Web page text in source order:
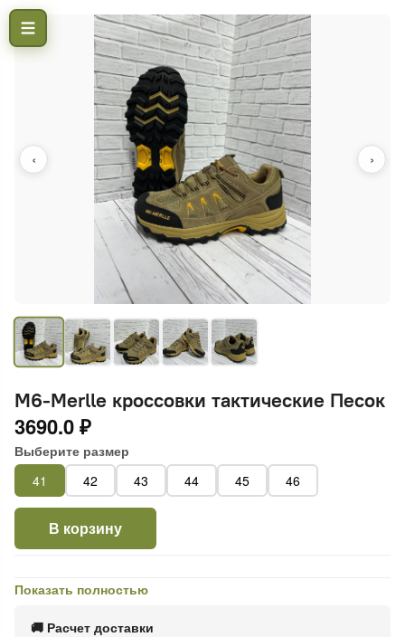
‹ ›
M6-Merlle кроссовки тактические Песок
3690.0 ₽
Выберите размер
41
42 43 44 45 46
В корзину
Показать полностью
🚚 Расчет доставки